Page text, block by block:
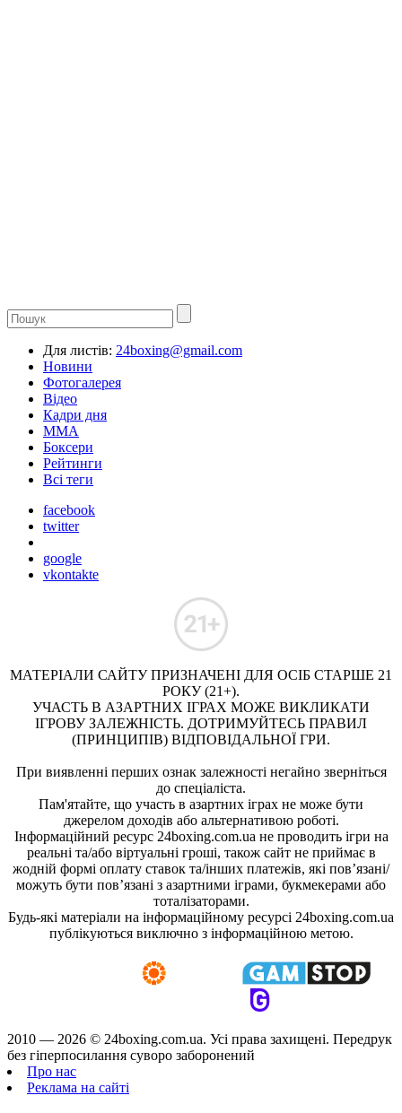
Для листів: 24boxing@gmail.com
Новини
Фотогалерея
Відео
Кадри дня
ММА
Боксери
Рейтинги
Всі теги
facebook
twitter
google
vkontakte
МАТЕРІАЛИ САЙТУ ПРИЗНАЧЕНІ ДЛЯ ОСІБ СТАРШЕ 21
РОКУ (21+).
УЧАСТЬ В АЗАРТНИХ ІГРАХ МОЖЕ ВИКЛИКАТИ
ІГРОВУ ЗАЛЕЖНІСТЬ. ДОТРИМУЙТЕСЬ ПРАВИЛ
(ПРИНЦИПІВ) ВІДПОВІДАЛЬНОЇ ГРИ.
При виявленні перших ознак залежності негайно зверніться
до спеціаліста.
Пам'ятайте, що участь в азартних іграх не може бути
джерелом доходів або альтернативою роботі.
Інформаційний ресурс 24boxing.com.ua не проводить ігри на
реальні та/або віртуальні гроші, також сайт не приймає в
жодній формі оплату ставок та/інших платежів, які пов’язані/
можуть бути пов’язані з азартними іграми, букмекерами або
тоталізаторами.
Будь-які матеріали на інформаційному ресурсі 24boxing.com.ua
публікуються виключно з інформаційною метою.
2010 — 2026 © 24boxing.com.ua. Усi права захищенi. Передрук
без гіперпосилання суворо заборонений
Про нас
Реклама на сайті